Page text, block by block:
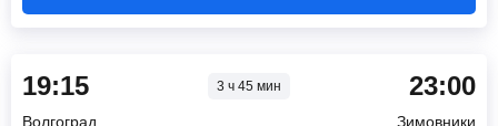
19:15 3 ч 45 мин
Волгоград
23:00
Зимовники